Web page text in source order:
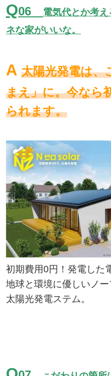
Q06
電気代とか考
ネな家がいいな。
A 太陽光発電は、
まえ」に。今なら
られます。
初期費用0円！発電した
地球と環境に優しいノ
太陽光発電ステム。